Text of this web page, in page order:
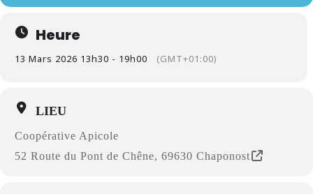
Heure
13 Mars 2026 13h30 - 19h00 (GMT+01:00)
LIEU
Coopérative Apicole
52 Route du Pont de Chêne, 69630 Chaponost